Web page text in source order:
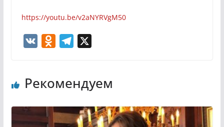
https://youtu.be/v2aNYRVgM50
o
l
e
r
Рекомендуем